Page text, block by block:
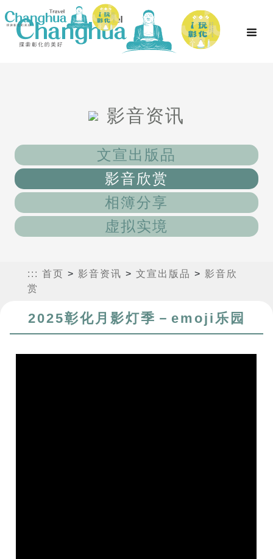
影音资讯
文宣出版品
影音欣赏
相簿分享
虚拟实境
::: 首页 > 影音资讯 > 文宣出版品 > 影音欣
赏
2025彰化月影灯季－emoji乐园